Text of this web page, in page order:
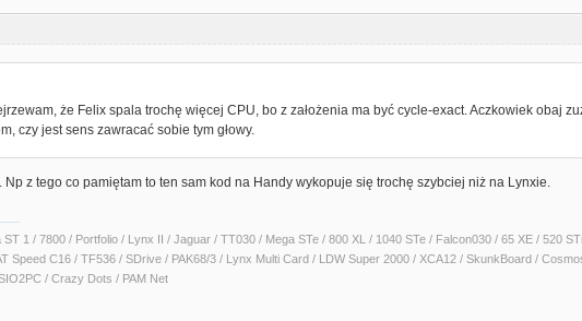
że Felix spala trochę więcej CPU, bo z założenia ma być cycle-exact. Aczkowiek obaj
czy jest sens zawracać sobie tym głowy.
z tego co pamiętam to ten sam kod na Handy wykopuje się trochę szybciej niż na Lynxie.
1 / 7800 / Portfolio / Lynx II / Jaguar / TT030 / Mega STe / 800 XL / 1040 STe / Falcon030 / 65 XE / 520
Speed C16 / TF536 / SDrive / PAK68/3 / Lynx Multi Card / LDW Super 2000 / XCA12 / SkunkBoard /
/ Crazy Dots / PAM Net